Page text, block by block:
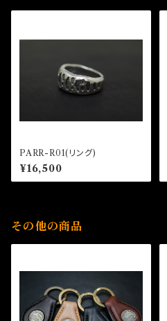
PARR-R01(リング)
¥16,500
その他の商品